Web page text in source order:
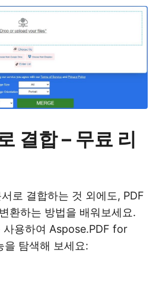
결합 – 무료 리
로 결합하는 것 외에도, PDF
환하는 방법을 배워보세요.
사용하여 Aspose.PDF for
탐색해 보세요: